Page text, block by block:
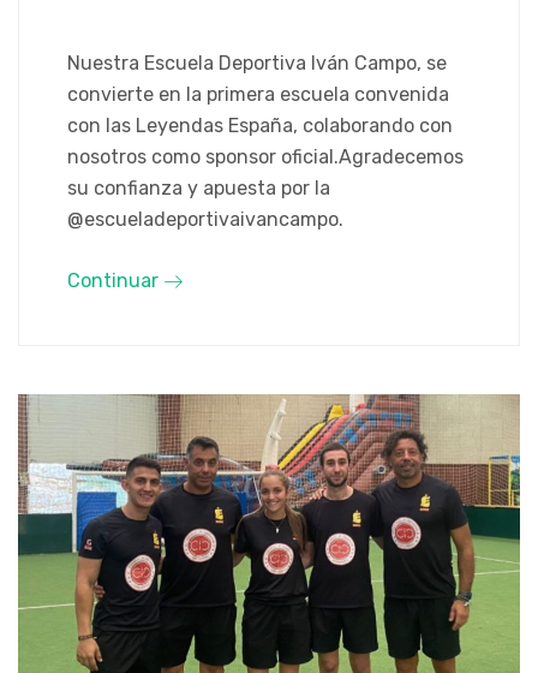
Nuestra Escuela Deportiva Iván Campo, se
convierte en la primera escuela convenida
con las Leyendas España, colaborando con
nosotros como sponsor oficial.Agradecemos
su confianza y apuesta por la
@escueladeportivaivancampo.
Continuar